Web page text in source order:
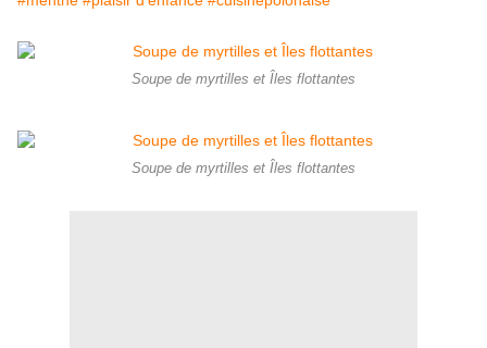
Soupe de myrtilles et Îles flottantes
Soupe de myrtilles et Îles flottantes